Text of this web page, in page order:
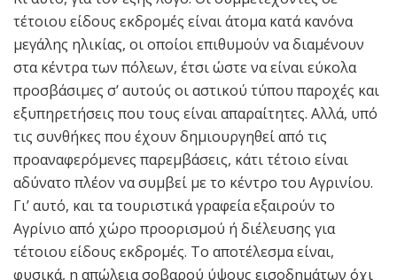
τέτοιου είδους εκδρομές είναι άτομα κατά κανόνα
μεγάλης ηλικίας, οι οποίοι επιθυμούν να διαμένουν
στα κέντρα των πόλεων, έτσι ώστε να είναι εύκολα
προσβάσιμες σ’ αυτούς οι αστικού τύπου παροχές και
εξυπηρετήσεις που τους είναι απαραίτητες. Αλλά, υπό
τις συνθήκες που έχουν δημιουργηθεί από τις
προαναφερόμενες παρεμβάσεις, κάτι τέτοιο είναι
αδύνατο πλέον να συμβεί με το κέντρο του Αγρινίου.
Γι’ αυτό, και τα τουριστικά γραφεία εξαιρούν το
Αγρίνιο από χώρο προορισμού ή διέλευσης για
τέτοιου είδους εκδρομές. Το αποτέλεσμα είναι,
φυσικά, η απώλεια σοβαρού ύψους εισοδημάτων όχι